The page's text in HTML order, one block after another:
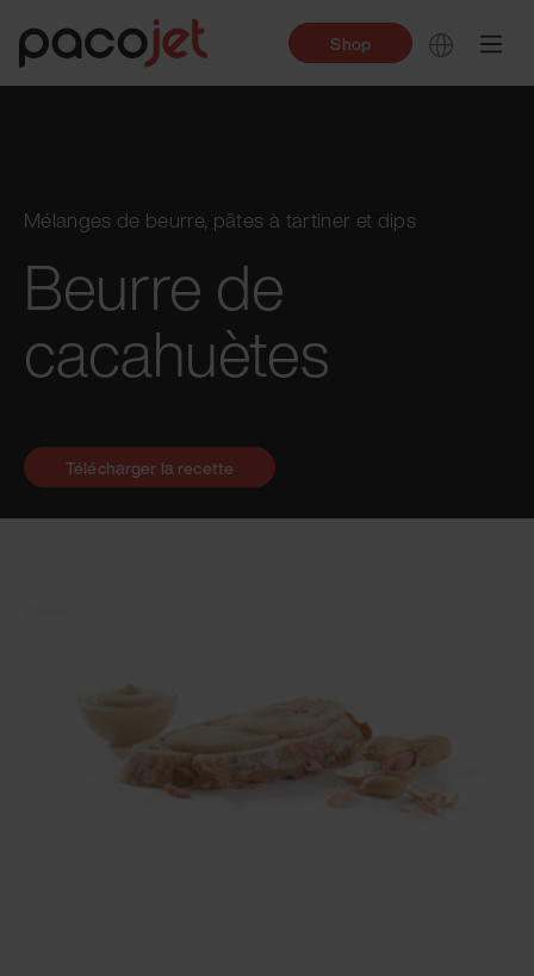
Shop
Mélanges de beurre, pâtes à tartiner et dips
Beurre de
cacahuètes
Télécharger la recette